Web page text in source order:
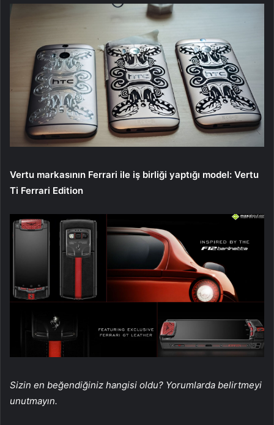
Vertu markasının Ferrari ile iş birliği yaptığı model: Vertu
Ti Ferrari Edition
Sizin en beğendiğiniz hangisi oldu? Yorumlarda belirtmeyi
unutmayın.